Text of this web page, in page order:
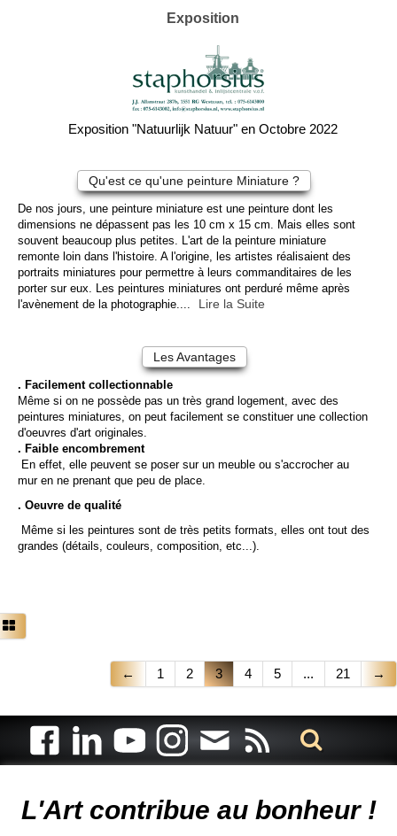
Exposition
Exposition "Natuurlijk Natuur" en Octobre 2022
Qu'est ce qu'une peinture Miniature ?
De nos jours, une peinture miniature est une peinture dont les
dimensions ne dépassent pas les 10 cm x 15 cm. Mais elles sont
souvent beaucoup plus petites. L'art de la peinture miniature
remonte loin dans l'histoire. A l'origine, les artistes réalisaient des
portraits miniatures pour permettre à leurs commanditaires de les
porter sur eux. Les peintures miniatures ont perduré même après
l'avènement de la photographie....
Lire la Suite
Les Avantages
. Facilement collectionnable
Même si on ne possède pas un très grand logement, avec des
peintures miniatures, on peut facilement se constituer une collection
d'oeuvres d'art originales.
. Faible encombrement
En effet, elle peuvent se poser sur un meuble ou s'accrocher au
mur en ne prenant que peu de place.
. Oeuvre de qualité
Même si les peintures sont de très petits formats, elles ont tout des
grandes (détails, couleurs, composition, etc...).
← 1 2 3 4 5 ... 21 →
L'Art contribue au bonheur !